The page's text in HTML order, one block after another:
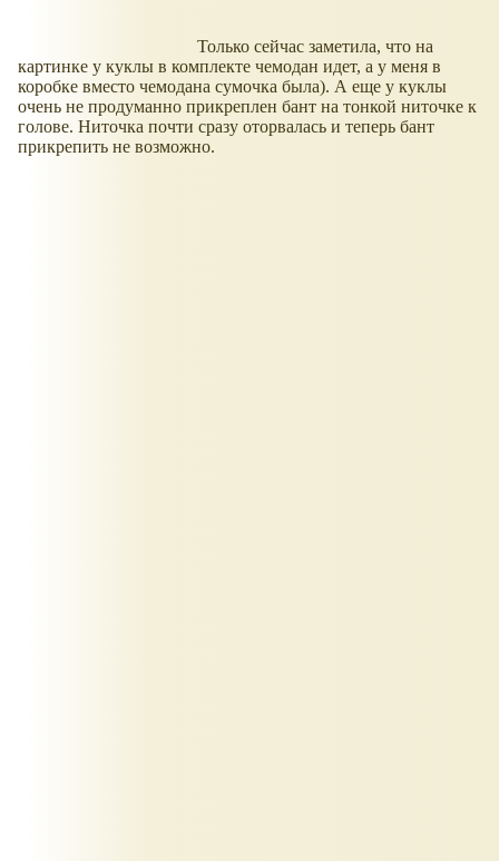
Только сейчас заметила, что на
картинке у куклы в комплекте чемодан идет, а у меня в
коробке вместо чемодана сумочка была). А еще у куклы
очень не продуманно прикреплен бант на тонкой ниточке к
голове. Ниточка почти сразу оторвалась и теперь бант
прикрепить не возможно.